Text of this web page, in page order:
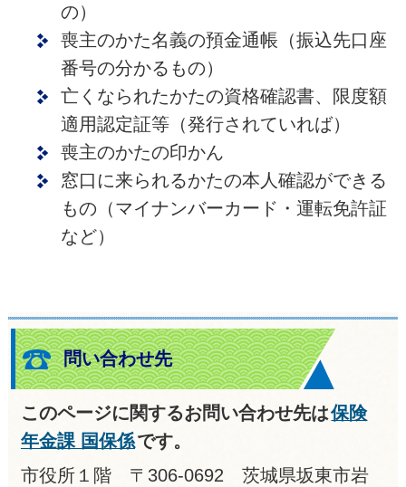
の）
喪主のかた名義の預金通帳（振込先口座
番号の分かるもの）
亡くなられたかたの資格確認書、限度額
適用認定証等（発行されていれば）
喪主のかたの印かん
窓口に来られるかたの本人確認ができる
もの（マイナンバーカード・運転免許証
など）
問い合わせ先
このページに関するお問い合わせ先は保険
年金課 国保係です。
市役所１階 〒306-0692 茨城県坂東市岩